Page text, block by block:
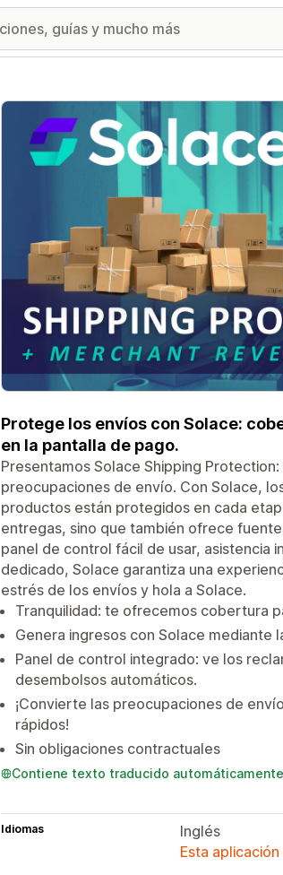
Galería de imágenes destacadas
Protege los envíos con Solace:
en la pantalla de pago.
Presentamos Solace Shipping
preocupaciones de envío. Con Solace,
productos están protegidos en cada
entregas, sino que también ofrece
panel de control fácil de usar, asistencia
dedicado, Solace garantiza una
estrés de los envíos y hola a Solace.
Tranquilidad: te ofrecemos cobertura
Genera ingresos con Solace mediante
Panel de control integrado: ve los
desembolsos automáticos.
¡Convierte las preocupaciones de
rápidos!
Sin obligaciones contractuales
Contiene texto traducido automáticamente
Idiomas
Inglés
Esta